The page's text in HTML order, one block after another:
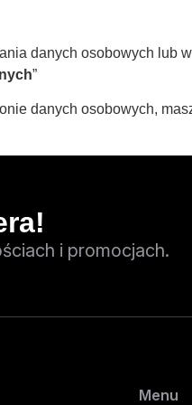
danych osobowych lub
”
danych osobowych,
i promocjach.
Menu